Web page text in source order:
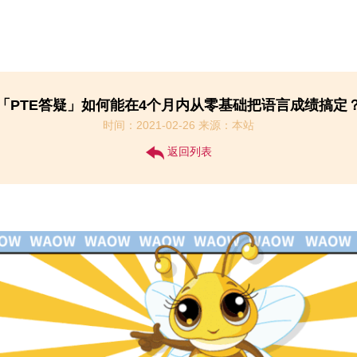
PTE答疑​」如何能在4个月内从零基础把语言成绩搞定
时间：2021-02-26 来源：本站
返回列表